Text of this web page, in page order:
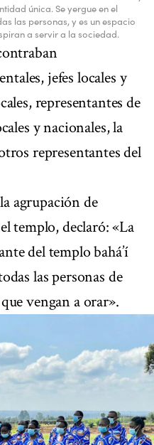
única. Se yergue en el
las personas, y es un espacio
a servir a la sociedad.
jefes locales y
representantes de
y nacionales, la
representantes del
agrupación de
templo, declaró: «La
del templo bahá’í
las personas de
vengan a orar».